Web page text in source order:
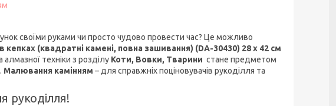
своїми руками чи просто чудово провести час? Це можливо
(квадратні камені, повна зашивання) (DA-30430) 28 х 42 см
техніки з розділу Коти, Вовки, Тварини стане предметом
Малювання камінням – для справжніх поціновувачів рукоділля та
рукоділля!